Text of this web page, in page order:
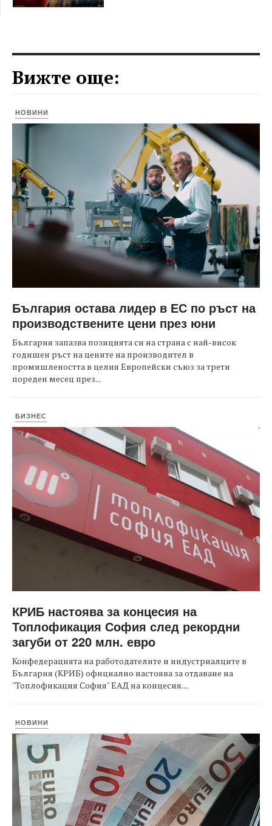
Вижте още:
НОВИНИ
България остава лидер в ЕС по ръст на
производствените цени през юни
България запазва позицията си на страна с най-висок
годишен ръст на цените на производител в
промишлеността в целия Европейски съюз за трети
пореден месец през...
БИЗНЕС
КРИБ настоява за концесия на
Топлофикация София след рекордни
загуби от 220 млн. евро
Конфедерацията на работодателите и индустриалците в
България (КРИБ) официално настоява за отдаване на
"Топлофикация София" ЕАД на концесия....
НОВИНИ